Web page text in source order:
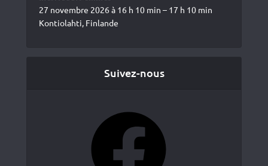
27 novembre 2026 à 16 h 10 min – 17 h 10 min
Kontiolahti, Finlande
Suivez-nous